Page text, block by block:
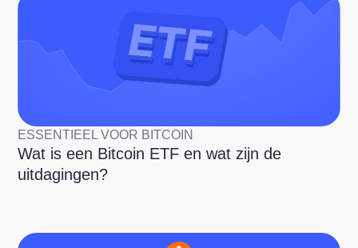
ESSENTIEEL VOOR BITCOIN
Wat is een Bitcoin ETF en wat zijn de
uitdagingen?